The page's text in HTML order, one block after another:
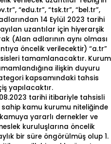
“edu.tr”, “tsk.tr”, “bel.tr”,
14 Eylül 2023 tarihi
uzantılar için hiyerarşik
(Alan adlarının aynı olması
öncelik verilecektir) “a.tr”
tamamlanacaktır. Kurum
ilişkin duyuru
kapsamındaki tahsis
yapılacaktır.
tarihi itibariyle tahsisli
sahip kamu kurumu niteliğinde
yararlı dernekler ve
kuruluşlarına öncelik
bir süre öngörülmüş olup 1.